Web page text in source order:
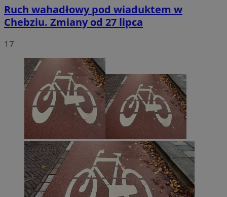
Ruch wahadłowy pod wiaduktem w
Chebziu. Zmiany od 27 lipca
17